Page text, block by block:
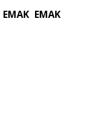
EMAK